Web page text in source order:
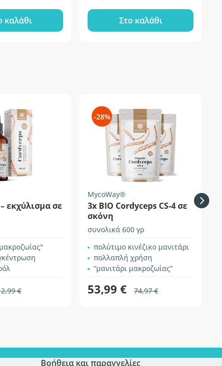
καλάθι Στο καλάθι
εκχύλισμα σε
€
-28%
MycoWay®
3x BIO Cordyceps CS-4 σε
σκόνη
συνολικά 600 γρ
πολύτιμο κινέζικο μανιτάρι
πολλαπλή χρήση
“μανιτάρι μακροζωίας”
53,99 € 74,97 €
Βοήθεια και παραγγελίες